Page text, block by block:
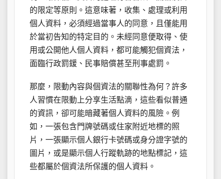
的限定等原則。這意味著，收集、處理或利用
個人資料，必須經過當事人的同意，且僅能用
於當初告知的特定目的。未經同意便取得、使
用或公開他人個人資料，都可能觸犯個資法，
面臨行政罰鍰、民事賠償甚至刑事處罰。
那麼，限動內容與個資法的關聯性為何？許多
人習慣在限動上分享生活點滴，這些看似普通
的資訊，卻可能暗藏著個人資料的風險。例
如，一張包含門牌號碼或住家附近地標的照
片，一張顯示個人銀行卡號碼或身分證字號的
圖片，或是顯示個人行蹤軌跡的地點標記，這
些都屬於個資法所保護的個人資料。